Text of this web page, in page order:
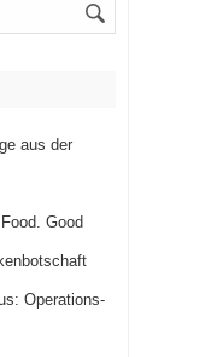
aus der
Good
Operations-